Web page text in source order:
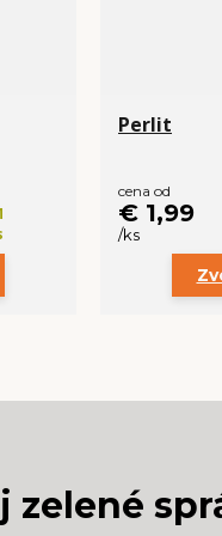
Perlit
cena od
€ 1,99
/ks
zelené